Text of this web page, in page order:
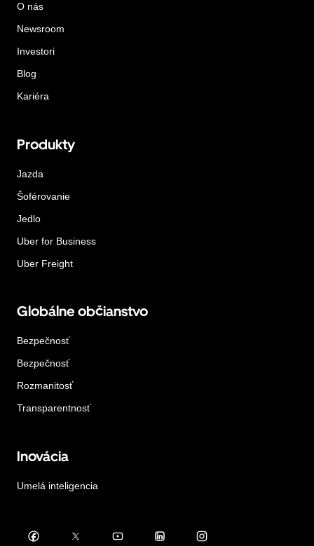
O nás
Newsroom
Investori
Blog
Kariéra
Produkty
Jazda
Šoférovanie
Jedlo
Uber for Business
Uber Freight
Globálne občianstvo
Bezpečnosť
Bezpečnosť
Rozmanitosť
Transparentnosť
Inovácia
Umelá inteligencia